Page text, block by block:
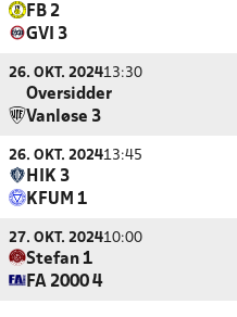
FB 2
GVI 3
26. OKT. 202413:30
Oversidder
Vanløse 3
26. OKT. 202413:45
HIK 3
KFUM 1
27. OKT. 202410:00
Stefan 1
FA 2000 4